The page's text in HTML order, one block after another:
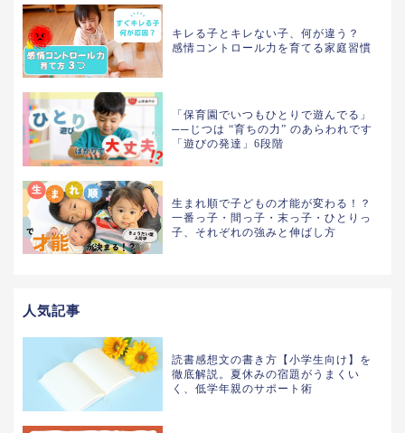
キレる子とキレない子、何が違う？
感情コントロール力を育てる家庭習慣
「保育園でいつもひとりで遊んでる」
──じつは “育ちの力” のあらわれです
「遊びの発達」6段階
生まれ順で子どもの才能が変わる！？
一番っ子・間っ子・末っ子・ひとりっ
子、それぞれの強みと伸ばし方
人気記事
読書感想文の書き方【小学生向け】を
徹底解説。夏休みの宿題がうまくい
く、低学年親のサポート術